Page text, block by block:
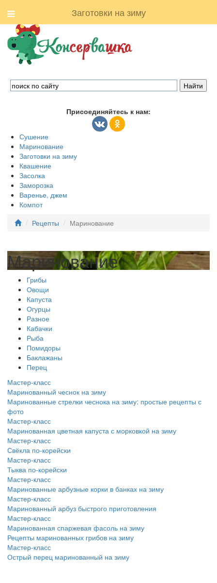
Заготовки на зиму
Присоединяйтесь к нам:
Сушение
Маринование
Заготовки на зиму
Квашение
Засолка
Заморозка
Варенье, джем
Компот
Рецепты
Маринование
Маринование
Грибы
Овощи
Капуста
Огурцы
Разное
Кабачки
Рыба
Помидоры
Баклажаны
Перец
Мастер-класс
Маринованный чеснок на зиму
Маринованные стрелки чеснока на зиму: простые рецепты с
фото
Мастер-класс
Маринованная цветная капуста с морковкой на зиму
Мастер-класс
Свёкла по-корейски
Мастер-класс
Тыква по-корейски
Мастер-класс
Маринованные арбузные корки в банках на зиму
Мастер-класс
Маринованный арбуз быстрого приготовления
Мастер-класс
Маринованная спаржевая фасоль на зиму
Рецепты маринованных грибов на зиму
Мастер-класс
Острый перец маринованный на зиму